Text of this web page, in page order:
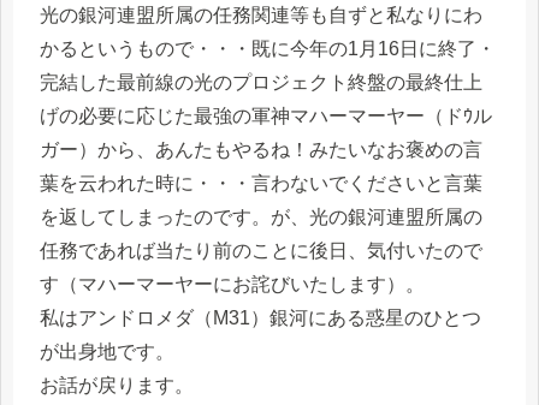
光の銀河連盟所属の任務関連等も自ずと私なりにわ
かるというもので・・・既に今年の1月16日に終了・
完結した最前線の光のプロジェクト終盤の最終仕上
げの必要に応じた最強の軍神マハーマーヤー（ドｳル
ガー）から、あんたもやるね！みたいなお褒めの言
葉を云われた時に・・・言わないでくださいと言葉
を返してしまったのです。が、光の銀河連盟所属の
任務であれば当たり前のことに後日、気付いたので
す（マハーマーヤーにお詫びいたします）。
私はアンドロメダ（M31）銀河にある惑星のひとつ
が出身地です。
お話が戻ります。